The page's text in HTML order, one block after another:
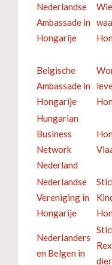
Nederlandse
Ambassade in
Hongarije
Belgische
Ambassade in
Hongarije
Hungarian
Business
Network
Nederland
Nederlandse
Vereniging in
Hongarije
Nederlanders
en Belgen in
Rex